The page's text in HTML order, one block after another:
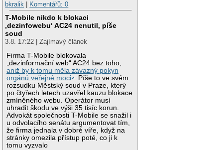
bkralik
Komentářů: 0
T-Mobile nikdo k blokaci
‚dezinfowebu‘ AC24 nenutil, píše
soud
3.8. 17:22 | Zajímavý článek
Firma T-Mobile blokovala
„dezinformační web“ AC24 bez toho,
aniž by k tomu měla závazný pokyn
orgánů veřejné moci . Píše to ve svém
rozsudku Městský soud v Praze, který
po čtyřech letech uzavřel kauzu blokace
zmíněného webu. Operátor musí
uhradit škodu ve výši 35 tisíc korun.
Advokát společnosti T-Mobile se snažil i
u odvolacího senátu argumentovat tím,
že firma jednala v dobré víře, když na
stránky omezila přístup poté, co ji k
tomu vyzvalo